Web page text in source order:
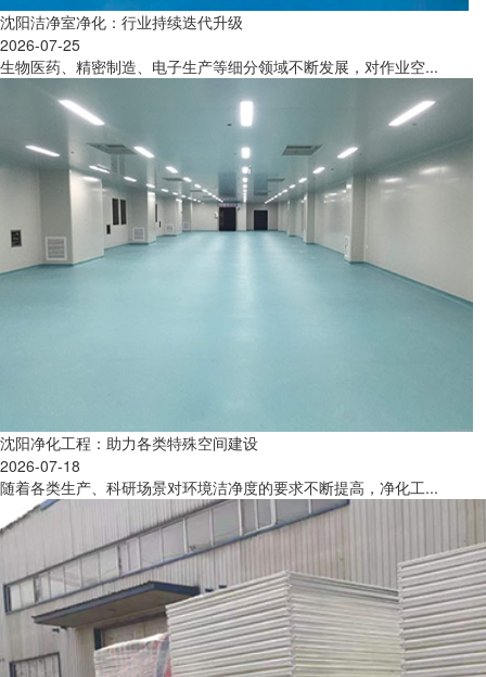
沈阳洁净室净化：行业持续迭代升级
2026-07-25
生物医药、精密制造、电子生产等细分领域不断发展，对作业空...
沈阳净化工程：助力各类特殊空间建设
2026-07-18
随着各类生产、科研场景对环境洁净度的要求不断提高，净化工...